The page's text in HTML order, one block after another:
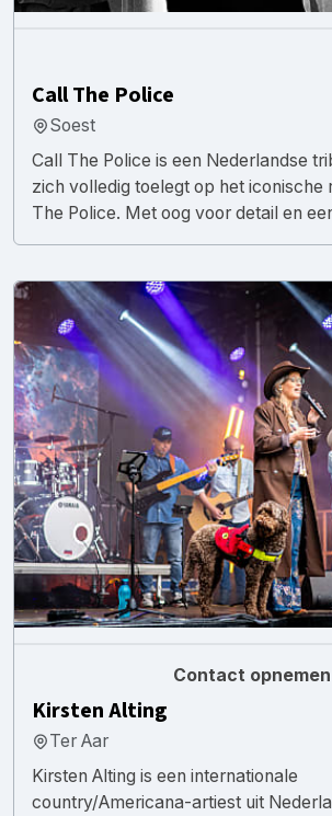
Call The Police
Soest
Call The Police is een Nederlandse
zich volledig toelegt op het iconische
The Police. Met oog voor detail en
Contact
Kirsten Alting
Ter Aar
Kirsten Alting is een internationale
country/Americana-artiest uit